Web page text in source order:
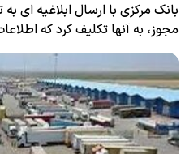
بانک مرکزی با ارسال ابلاغیه ای
مجوز، به آنها تکلیف کرد که